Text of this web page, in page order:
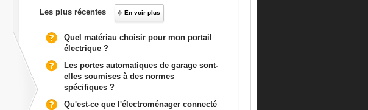
Les plus récentes En voir plus
Quel matériau choisir pour mon portail
électrique ?
Les portes automatiques de garage sont-
elles soumises à des normes
spécifiques ?
Qu'est-ce que l'électroménager connecté